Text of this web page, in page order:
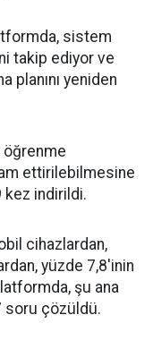
sistem
takip ediyor ve
planını yeniden
öğrenme
ettirilebilmesine
kez indirildi.
cihazlardan,
yüzde 7,8'inin
şu ana
soru çözüldü.